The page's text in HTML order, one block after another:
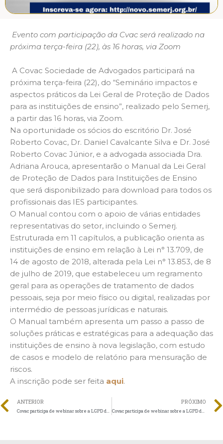
Evento com participação da Cvac será realizado na
próxima terça-feira (22), às 16 horas, via Zoom
A Covac Sociedade de Advogados participará na
próxima terça-feira (22), do “Seminário impactos e
aspectos práticos da Lei Geral de Proteção de Dados
para as instituições de ensino”, realizado pelo Semerj,
a partir das 16 horas, via Zoom.
Na oportunidade os sócios do escritório Dr. José
Roberto Covac, Dr. Daniel Cavalcante Silva e Dr. José
Roberto Covac Júnior, e a advogada associada Dra.
Adriana Arouca, apresentarão o Manual da Lei Geral
de Proteção de Dados para Instituições de Ensino
que será disponibilizado para download para todos os
profissionais das IES participantes.
O Manual contou com o apoio de várias entidades
representativas do setor, incluindo o Semerj.
Estruturada em 11 capítulos, a publicação orienta as
instituições de ensino em relação à Lei n° 13.709, de
14 de agosto de 2018, alterada pela Lei n° 13.853, de 8
de julho de 2019, que estabeleceu um regramento
geral para as operações de tratamento de dados
pessoais, seja por meio físico ou digital, realizadas por
intermédio de pessoas jurídicas e naturais.
O Manual também apresenta um passo a passo de
soluções práticas e estratégicas para a adequação das
instituições de ensino à nova legislação, com estudo
de casos e modelo de relatório para mensuração de
riscos.
A inscrição pode ser feita aqui.
ANTERIOR PRÓXIMO